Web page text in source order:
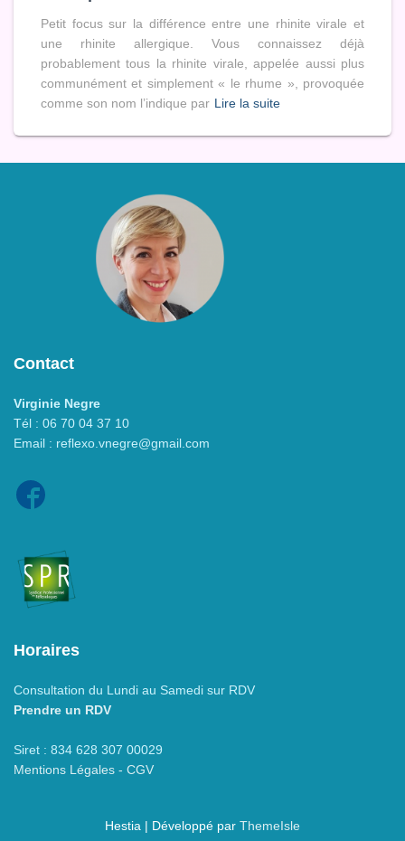
Petit focus sur la différence entre une rhinite virale et
une rhinite allergique. Vous connaissez déjà
probablement tous la rhinite virale, appelée aussi plus
communément et simplement « le rhume », provoquée
comme son nom l’indique par Lire la suite
Contact
Virginie Negre
Tél : 06 70 04 37 10
Email : reflexo.vnegre@gmail.com
Horaires
Consultation du Lundi au Samedi sur RDV
Prendre un RDV
Siret : 834 628 307 00029
Mentions Légales - CGV
Hestia | Développé par ThemeIsle